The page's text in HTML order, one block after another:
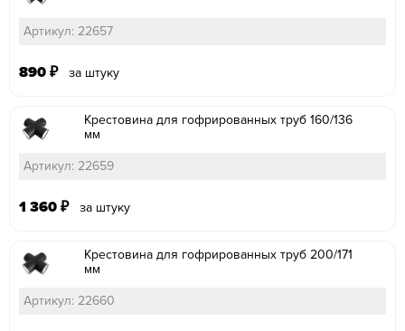
Артикул: 22657
890 ₽ за штуку
Крестовина для гофрированных труб 160/136
мм
Артикул: 22659
1 360 ₽ за штуку
Крестовина для гофрированных труб 200/171
мм
Артикул: 22660